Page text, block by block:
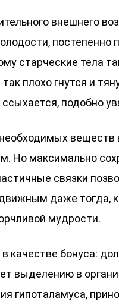
внешнего
старческие тела
плохо гнутся и
подобно
Но максимально
связки
даже тогда,
мудрости.
в качестве бонуса:
выделению в
гипоталамуса,